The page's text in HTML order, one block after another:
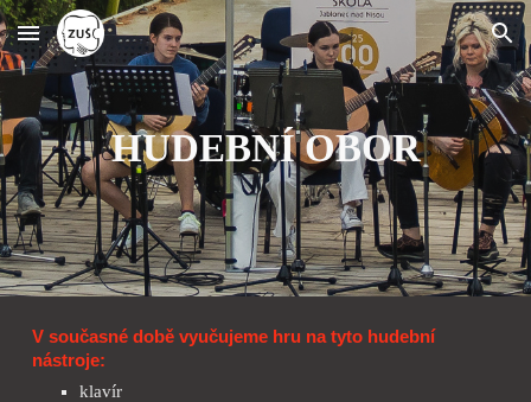
Skip to main content Skip to navigation
HUDEBNÍ OBOR
V současné době vyučujeme hru na tyto hudební
nástroje:
klavír